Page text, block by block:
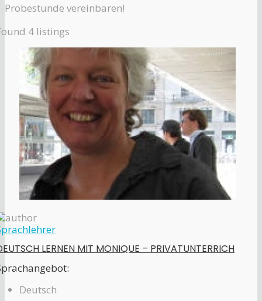
Probestunde vereinbaren!
4 listings
LERNEN MIT MONIQUE – PRIVATUNTERRICH
Deutsch